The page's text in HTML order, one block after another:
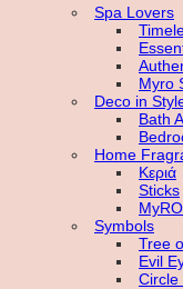
Spa Lovers
Myro
Deco in
Bath
Home
Κεριά
Sticks
Symbols
Tree
Evil
Circle